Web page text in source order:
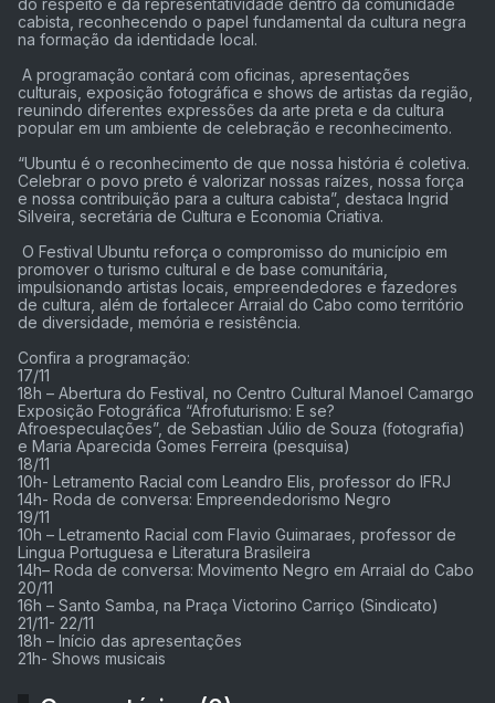
do respeito e da representatividade dentro da comunidade
cabista, reconhecendo o papel fundamental da cultura negra
na formação da identidade local.
A programação contará com oficinas, apresentações
culturais, exposição fotográfica e shows de artistas da região,
reunindo diferentes expressões da arte preta e da cultura
popular em um ambiente de celebração e reconhecimento.
“Ubuntu é o reconhecimento de que nossa história é coletiva.
Celebrar o povo preto é valorizar nossas raízes, nossa força
e nossa contribuição para a cultura cabista”, destaca Ingrid
Silveira, secretária de Cultura e Economia Criativa.
O Festival Ubuntu reforça o compromisso do município em
promover o turismo cultural e de base comunitária,
impulsionando artistas locais, empreendedores e fazedores
de cultura, além de fortalecer Arraial do Cabo como território
de diversidade, memória e resistência.
Confira a programação:
17/11
18h – Abertura do Festival, no Centro Cultural Manoel Camargo
Exposição Fotográfica “Afrofuturismo: E se?
Afroespeculações”, de Sebastian Júlio de Souza (fotografia)
e Maria Aparecida Gomes Ferreira (pesquisa)
18/11
10h- Letramento Racial com Leandro Elis, professor do IFRJ
14h- Roda de conversa: Empreendedorismo Negro
19/11
10h – Letramento Racial com Flavio Guimaraes, professor de
Lingua Portuguesa e Literatura Brasileira
14h– Roda de conversa: Movimento Negro em Arraial do Cabo
20/11
16h – Santo Samba, na Praça Victorino Carriço (Sindicato)
21/11- 22/11
18h – Início das apresentações
21h- Shows musicais